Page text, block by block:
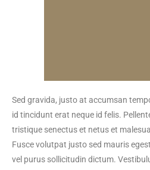
Sed gravida, justo at accumsan
id tincidunt erat neque id felis.
tristique senectus et netus et
Fusce volutpat justo sed mauris
vel purus sollicitudin dictum.